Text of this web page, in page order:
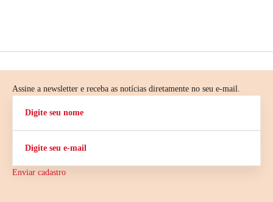
Assine a newsletter e receba as notícias diretamente no seu e-mail.
Enviar cadastro